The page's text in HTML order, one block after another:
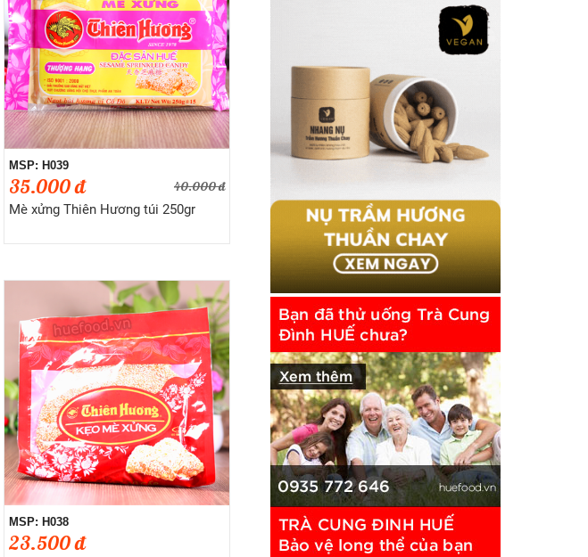
MSP: H039
35.000 đ
40.000 đ
Mè xửng Thiên Hương túi 250gr
MSP: H038
23.500 đ